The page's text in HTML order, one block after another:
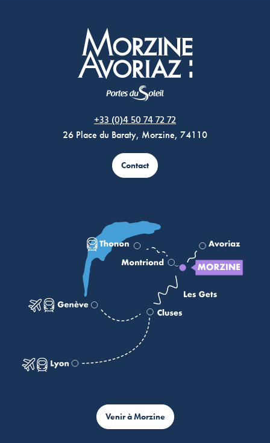
+33 (0)4 50 74 72 72
26 Place du Baraty, Morzine, 74110
Contact
Venir à Morzine